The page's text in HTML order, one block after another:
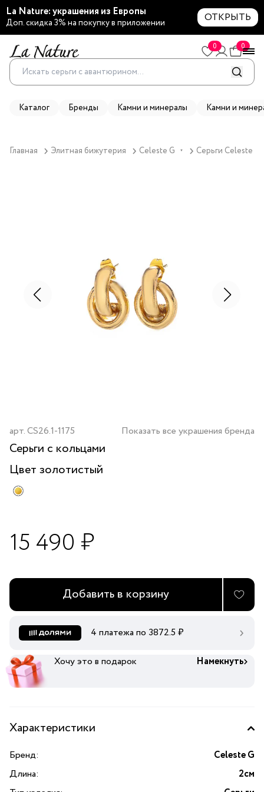
La Nature: украшения из Европы
Доп. скидка 3% на покупку в приложении ОТКРЫТЬ
0 0
Каталог Бренды Камни и минералы Камни и
Главная Элитная бижутерия Celeste G ▼ Серьги Celeste
арт.CS26.1-1175 Показать все украшения бренда
Серьги с кольцами
Цвет золотистый
15 490 ₽
Добавить в корзину
4 платежа по 3872.5 ₽
Хочу это в подарок Намекнуть
Характеристики
Бренд:
Celeste G
Длина:
2см